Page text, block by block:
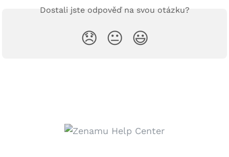
Dostali jste odpověď na svou otázku?
😞 😐 😃